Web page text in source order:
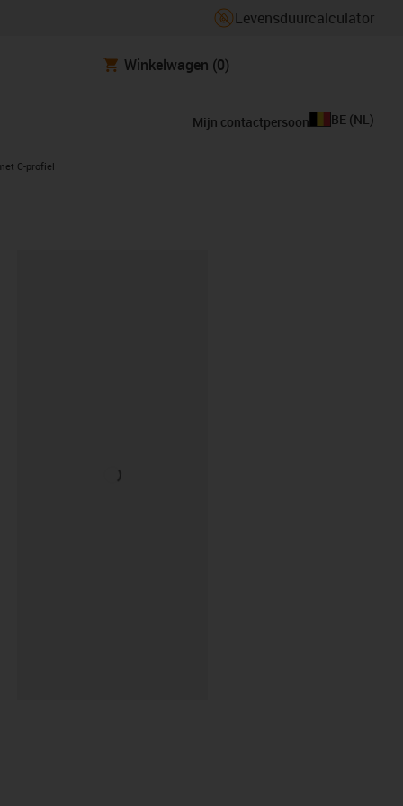
Levensduurcalculator
Winkelwagen (0)
Mijn contactpersoon BE (NL )
C-profiel